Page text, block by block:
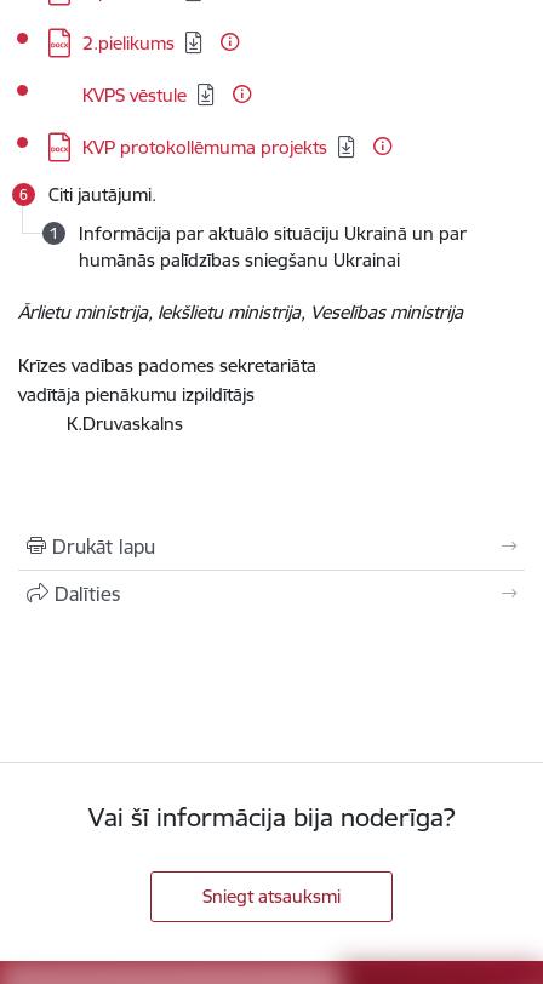
Lejupielādēt:
2.pielikums
Lejupielādēt:
KVPS vēstule
Lejupielādēt:
KVP protokollēmuma projekts
Citi jautājumi.
Informācija par aktuālo situāciju Ukrainā un par
humānās palīdzības sniegšanu Ukrainai
Ārlietu ministrija, Iekšlietu ministrija, Veselības ministrija
Krīzes vadības padomes sekretariāta
vadītāja pienākumu izpildītājs
K.Druvaskalns
Drukāt lapu
Dalīties
Vai šī informācija bija noderīga?
Sniegt atsauksmi